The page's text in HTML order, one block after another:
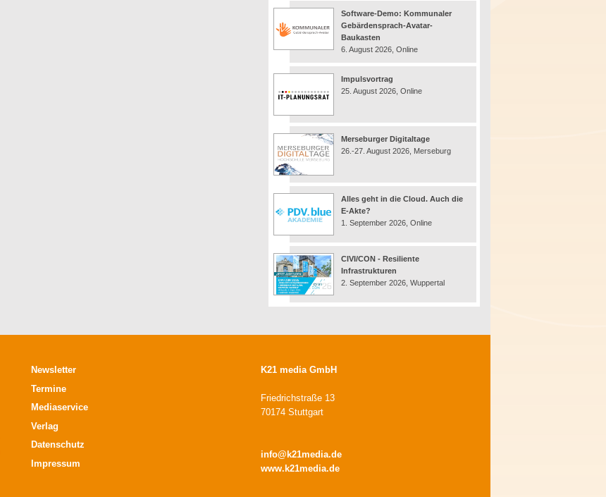
Software-Demo: Kommunaler
Gebärdensprach-Avatar-
Baukasten
6. August 2026, Online
Impulsvortrag
25. August 2026, Online
Merseburger Digitaltage
26.-27. August 2026, Merseburg
Alles geht in die Cloud. Auch die
E-Akte?
1. September 2026, Online
CIVI/CON - Resiliente
Infrastrukturen
2. September 2026, Wuppertal
Newsletter
Termine
Mediaservice
Verlag
Datenschutz
Impressum
K21 media GmbH
Friedrichstraße 13
70174 Stuttgart
info@k21media.de
www.k21media.de